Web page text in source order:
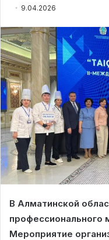
9.04.2026
В Алматинской
профессионального
Мероприятие